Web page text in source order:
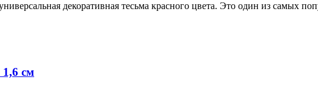
декоративная тесьма красного цвета. Это один из самых
см